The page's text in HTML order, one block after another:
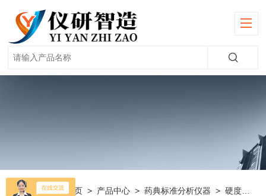
当前位置： 首页 > 产品中心 >药典标准分析仪器 >硬度仪